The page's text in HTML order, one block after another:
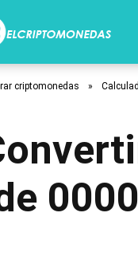
criptomonedas »